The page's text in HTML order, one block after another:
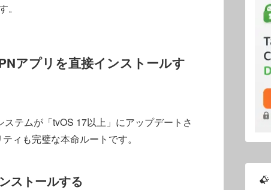
アプリを直接インストールす
テムが「tvOS 17以上」にアップデートさ
ィも完璧な本命ルートです。
ストールする